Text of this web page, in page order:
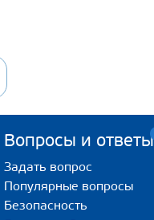
Вопросы и ответы
Задать вопрос
Популярные вопросы
Безопасность